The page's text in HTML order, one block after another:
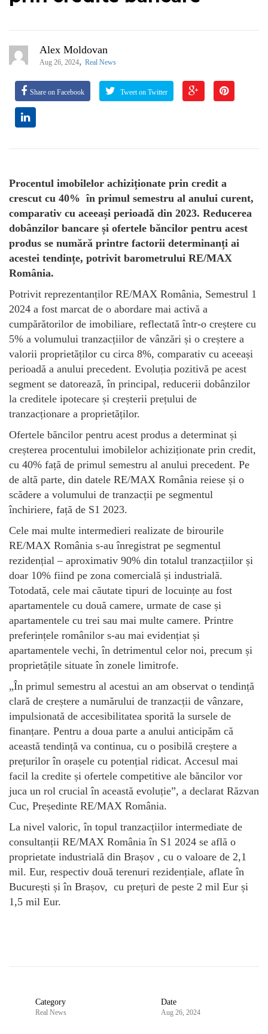
Alex Moldovan
Aug 26, 2024, Real News
Share on Facebook Tweet on Twitter
Procentul imobilelor achiziționate prin credit a
crescut cu 40% în primul semestru al anului curent,
comparativ cu aceeași perioadă din 2023. Reducerea
dobânzilor bancare și ofertele băncilor pentru acest
produs se numără printre factorii determinanți ai
acestei tendințe, potrivit barometrului RE/MAX
România.
Potrivit reprezentanților RE/MAX România, Semestrul 1
2024 a fost marcat de o abordare mai activă a
cumpărătorilor de imobiliare, reflectată într-o creștere cu
5% a volumului tranzacțiilor de vânzări și o creștere a
valorii proprietăților cu circa 8%, comparativ cu aceeași
perioadă a anului precedent. Evoluția pozitivă pe acest
segment se datorează, în principal, reducerii dobânzilor
la creditele ipotecare și creșterii prețului de
tranzacționare a proprietăților.
Ofertele băncilor pentru acest produs a determinat și
creșterea procentului imobilelor achiziționate prin credit,
cu 40% față de primul semestru al anului precedent. Pe
de altă parte, din datele RE/MAX România reiese și o
scădere a volumului de tranzacții pe segmentul
închiriere, față de S1 2023.
Cele mai multe intermedieri realizate de birourile
RE/MAX România s-au înregistrat pe segmentul
rezidențial – aproximativ 90% din totalul tranzacțiilor și
doar 10% fiind pe zona comercială și industrială.
Totodată, cele mai căutate tipuri de locuințe au fost
apartamentele cu două camere, urmate de case și
apartamentele cu trei sau mai multe camere. Printre
preferințele românilor s-au mai evidențiat și
apartamentele vechi, în detrimentul celor noi, precum și
proprietățile situate în zonele limitrofe.
„În primul semestru al acestui an am observat o tendință
clară de creștere a numărului de tranzacții de vânzare,
impulsionată de accesibilitatea sporită la sursele de
finanțare. Pentru a doua parte a anului anticipăm că
această tendință va continua, cu o posibilă creștere a
prețurilor în orașele cu potențial ridicat. Accesul mai
facil la credite și ofertele competitive ale băncilor vor
juca un rol crucial în această evoluție”, a declarat Răzvan
Cuc, Președinte RE/MAX România.
La nivel valoric, în topul tranzacțiilor intermediate de
consultanții RE/MAX România în S1 2024 se află o
proprietate industrială din Brașov , cu o valoare de 2,1
mil. Eur, respectiv două terenuri rezidențiale, aflate în
București și în Brașov, cu prețuri de peste 2 mil Eur și
1,5 mil Eur.
Category
Real News
Date
Aug 26, 2024